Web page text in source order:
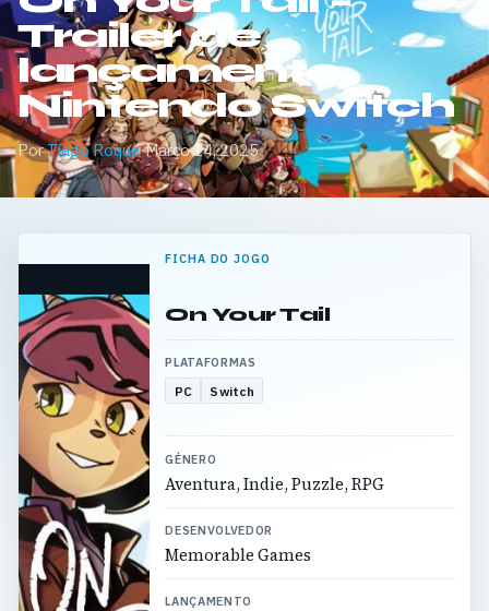
Trailer de
lançamento
Nintendo Switch
PorTiago Roque·Março 14, 2025
FICHA DO JOGO
On Your Tail
PLATAFORMAS
PC Switch
GÉNERO
Aventura, Indie, Puzzle, RPG
DESENVOLVEDOR
Memorable Games
LANÇAMENTO